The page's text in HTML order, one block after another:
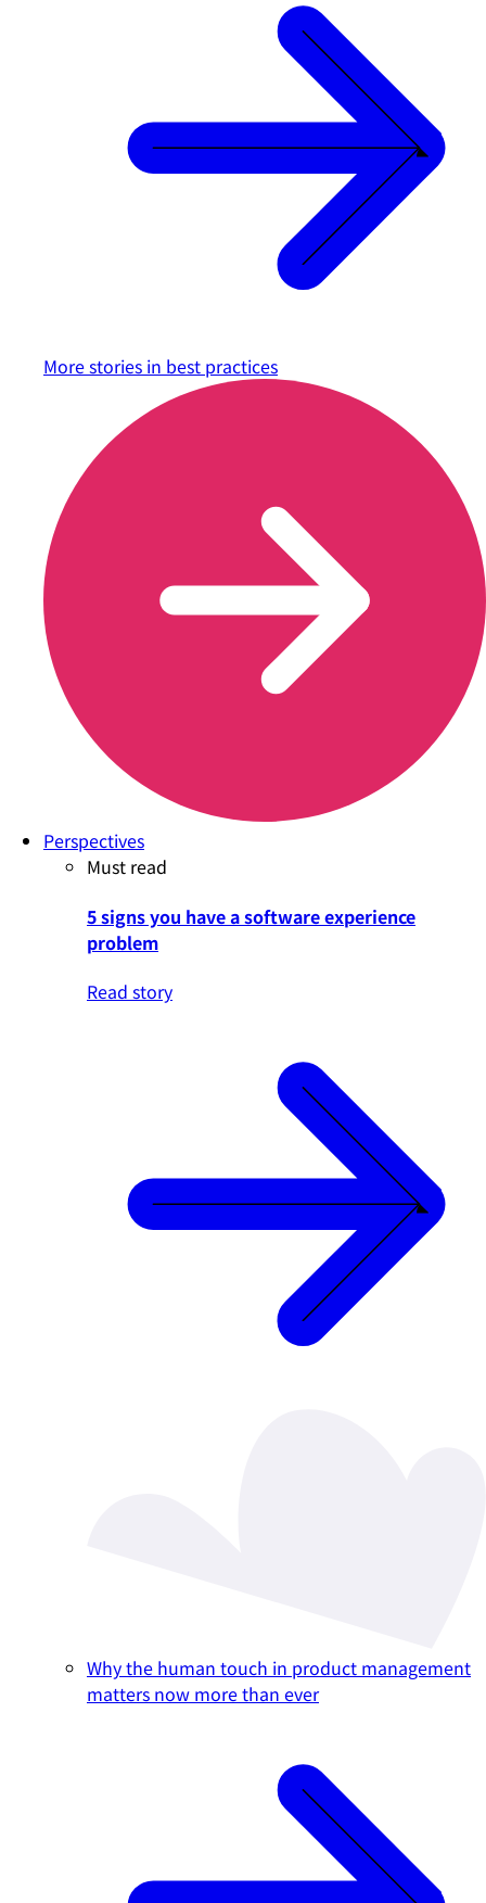
More stories in best practices
Perspectives
Must read
5 signs you have a software experience
problem
Read story
Why the human touch in product management
matters now more than ever